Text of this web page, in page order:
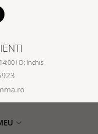
I D: Inchis